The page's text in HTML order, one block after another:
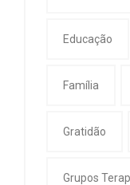
Educação
Família
Gratidão
Grupos